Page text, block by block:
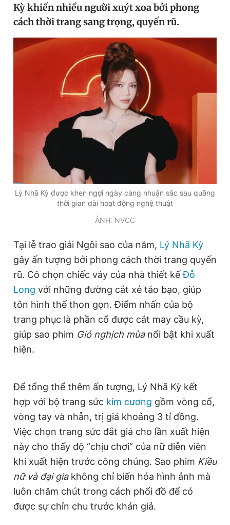
Video Magazine
Sản phẩm khác
Bạn cần biết
Thông tin tòa soạn Liên hệ quảng cáo
Đọc Thanh Niên trên điện thoại
Theo dõi báo trên
Hotline
0906 645 777
Liên hệ quảng cáo
0908 780 404
Đặt báo Quảng cáo RSS Tòa soạn Chính sách bảo
Tổng biên tập: Nguyễn Ngọc Toàn
Phó tổng biên tập: Lâm Hiếu Dũng
Giấy phép xuất bản số 110/GP - BTTTT cấp ngày 24.3.2020
© 2003-2026 Bản quyền thuộc về Báo Thanh Niên. Cấm sao
chép dưới mọi hình thức nếu không có sự chấp thuận bằng văn
bản. Phát triển bởi ePi Technologies, JSC.
Kỳ khiến nhiều người xuýt xoa bởi phong
cách thời trang sang trọng, quyến rũ.
Lý Nhã Kỳ được khen ngợi ngày càng nhuận sắc sau quãng
thời gian dài hoạt động nghệ thuật
ẢNH: NVCC
Tại lễ trao giải Ngôi sao của năm, Lý Nhã Kỳ
gây ấn tượng bởi phong cách thời trang quyến
rũ. Cô chọn chiếc váy của nhà thiết kếĐỗ
Long với những đường cắt xẻ táo bạo, giúp
tôn hình thể thon gọn. Điểm nhấn của bộ
trang phục là phần cổ được cắt may cầu kỳ,
giúp sao phim Gió nghịch mùanổi bật khi xuất
hiện.
Để tổng thể thêm ấn tượng, Lý Nhã Kỳ kết
hợp với bộ trang sức kim cương gồm vòng cổ,
vòng tay và nhẫn, trị giá khoảng 3 tỉ đồng.
Việc chọn trang sức đắt giá cho lần xuất hiện
này cho thấy độ “chịu chơi” của nữ diễn viên
khi xuất hiện trước công chúng. Sao phim Kiều
nữ và đại gia không chỉ biến hóa hình ảnh mà
luôn chăm chút trong cách phối đồ để có
được sự chỉn chu trước khán giả.